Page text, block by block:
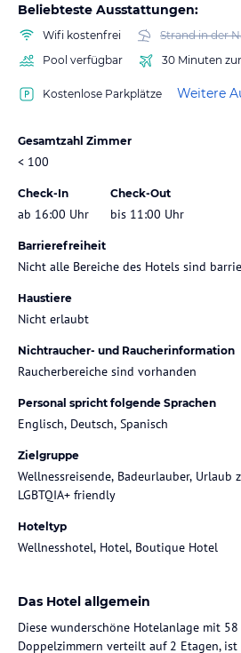
Beliebteste Ausstattungen:
Wifi kostenfrei
Strand in der
Pool verfügbar
30 Minuten
Kostenlose Parkplätze Weitere
Gesamtzahl Zimmer
< 100
Check-In
ab 16:00 Uhr
Check-Out
bis 11:00 Uhr
Barrierefreiheit
Nicht alle Bereiche des Hotels sind
Haustiere
Nicht erlaubt
Nichtraucher- und Raucherinformation
Raucherbereiche sind vorhanden
Personal spricht folgende Sprachen
Englisch, Deutsch, Spanisch
Zielgruppe
Wellnessreisende, Badeurlauber, Urlaub
LGBTQIA+ friendly
Hoteltyp
Wellnesshotel, Hotel, Boutique Hotel
Das Hotel allgemein
Diese wunderschöne Hotelanlage mit
Doppelzimmern verteilt auf 2 Etagen,